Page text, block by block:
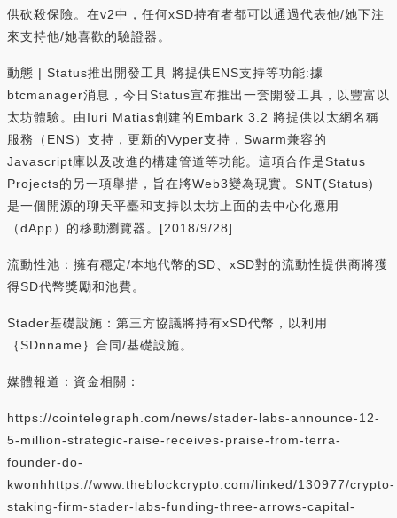
供砍殺保險。在v2中，任何xSD持有者都可以通過代表他/她下注
來支持他/她喜歡的驗證器。
動態 | Status推出開發工具 將提供ENS支持等功能:據
btcmanager消息，今日Status宣布推出一套開發工具，以豐富以
太坊體驗。由Iuri Matias創建的Embark 3.2 將提供以太網名稱
服務（ENS）支持，更新的Vyper支持，Swarm兼容的
Javascript庫以及改進的構建管道等功能。這項合作是Status
Projects的另一項舉措，旨在將Web3變為現實。SNT(Status)
是一個開源的聊天平臺和支持以太坊上面的去中心化應用
（dApp）的移動瀏覽器。[2018/9/28]
流動性池：擁有穩定/本地代幣的SD、xSD對的流動性提供商將獲
得SD代幣獎勵和池費。
Stader基礎設施：第三方協議將持有xSD代幣，以利用
｛SDnname｝合同/基礎設施。
媒體報道：資金相關：
https://cointelegraph.com/news/stader-labs-announce-12-
5-million-strategic-raise-receives-praise-from-terra-
founder-do-
kwonhhttps://www.theblockcrypto.com/linked/130977/crypto-
staking-firm-stader-labs-funding-three-arrows-capital-